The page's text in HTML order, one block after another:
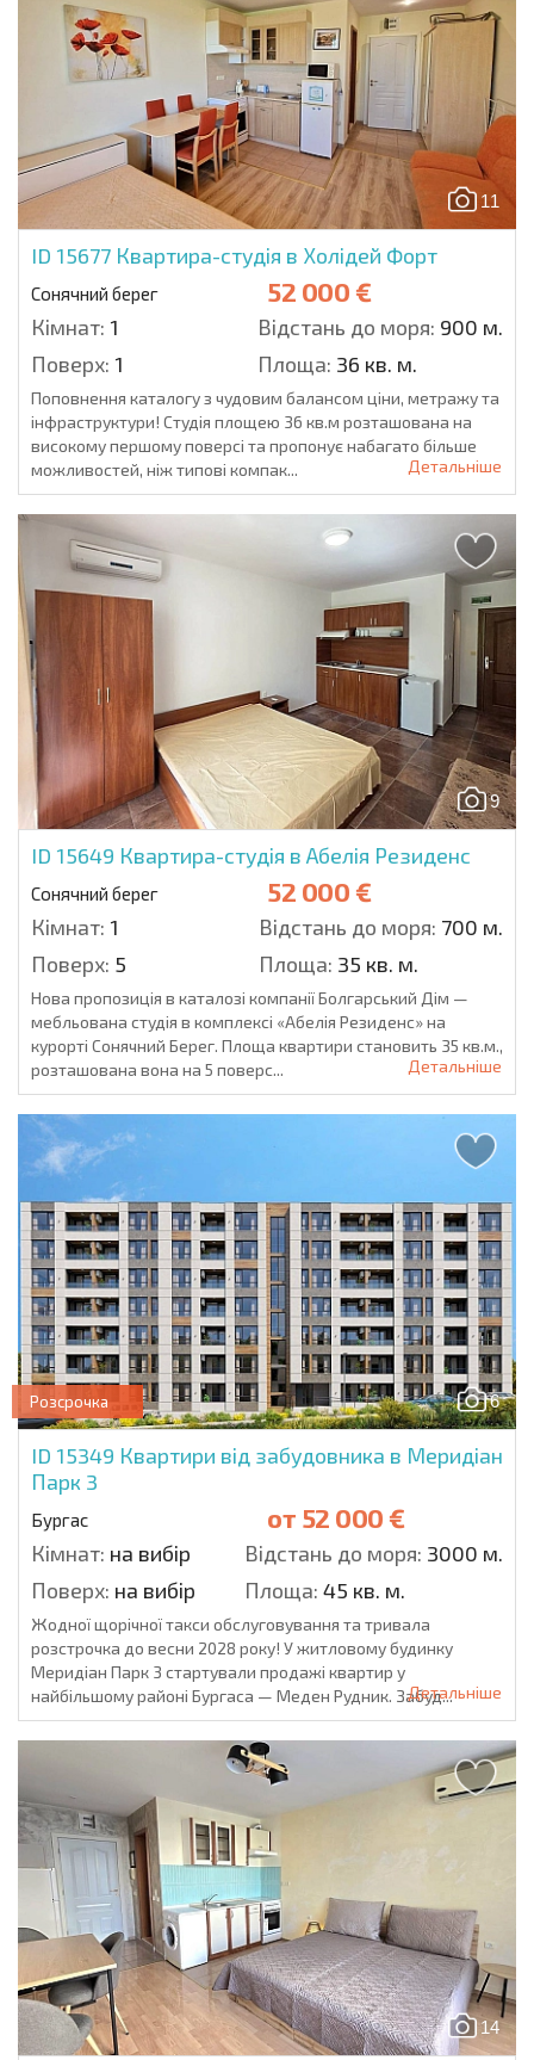
11
ID 15677 Квартира-студія в Холідей Форт
Сонячний берег 52 000 €
Кімнат: 1 Відстань до моря: 900 м.
Поверх: 1 Площа: 36 кв. м.
Поповнення каталогу з чудовим балансом ціни, метражу та
інфраструктури! Студія площею 36 кв.м розташована на
високому першому поверсі та пропонує набагато більше
можливостей, ніж типові компак...
Детальніше
9
ID 15649 Квартира-студія в Абелія Резиденс
Сонячний берег 52 000 €
Кімнат: 1 Відстань до моря: 700 м.
Поверх: 5 Площа: 35 кв. м.
Нова пропозиція в каталозі компанії Болгарський Дім —
мебльована студія в комплексі «Абелія Резиденс» на
курорті Сонячний Берег. Площа квартири становить 35 кв.м.,
розташована вона на 5 поверс...
Детальніше
6
Розсрочка
ID 15349 Квартири від забудовника в Меридіан
Парк 3
Бургас от 52 000 €
Кімнат: на вибір Відстань до моря: 3000 м.
Поверх: на вибір Площа: 45 кв. м.
Жодної щорічної такси обслуговування та тривала
розстрочка до весни 2028 року! У житловому будинку
Меридіан Парк 3 стартували продажі квартир у
найбільшому районі Бургаса — Меден Рудник. Забуд...Детальніше
14